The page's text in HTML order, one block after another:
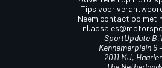
Tips voor
Neem contact op met
SportUpdate
Kennemerplein 6
2011 MJ,